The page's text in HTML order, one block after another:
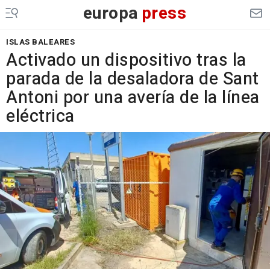
europa press
ISLAS BALEARES
Activado un dispositivo tras la
parada de la desaladora de Sant
Antoni por una avería de la línea
eléctrica